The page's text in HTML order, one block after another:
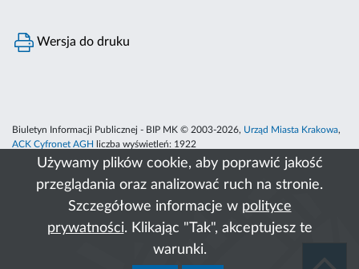
Używamy plików cookie, aby poprawić jakość
przeglądania oraz analizować ruch na stronie.
Szczegółowe informacje w polityce
prywatności. Klikając "Tak", akceptujesz te
warunki.
Wersja do druku
Biuletyn Informacji Publicznej - BIP MK © 2003-2026, Urząd Miasta Krakowa,
ACK Cyfronet AGH
liczba wyświetleń: 1922